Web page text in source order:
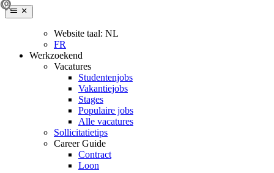
Website taal: NL
FR
Werkzoekend
Vacatures
Studentenjobs
Vakantiejobs
Stages
Populaire jobs
Alle vacatures
Sollicitatietips
Career Guide
Contract
Loon